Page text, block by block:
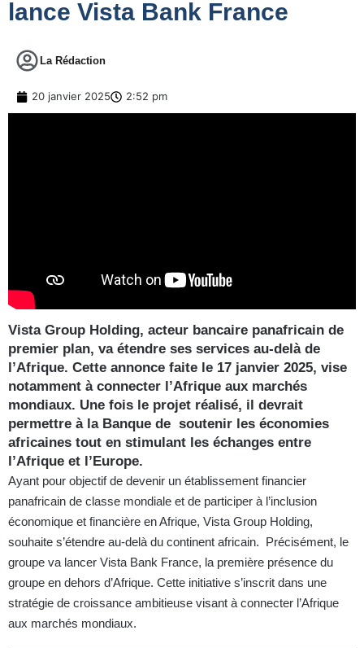
lance Vista Bank France
La Rédaction
20 janvier 2025 2:52 pm
Vista Group Holding, acteur bancaire panafricain de
premier plan, va étendre ses services au-delà de
l’Afrique. Cette annonce faite le 17 janvier 2025, vise
notamment à connecter l’Afrique aux marchés
mondiaux. Une fois le projet réalisé, il devrait
permettre à la Banque de soutenir les économies
africaines tout en stimulant les échanges entre
l’Afrique et l’Europe.
Ayant pour objectif de devenir un établissement financier
panafricain de classe mondiale et de participer à l’inclusion
économique et financière en Afrique, Vista Group Holding,
souhaite s’étendre au-delà du continent africain. Précisément, le
groupe va lancer Vista Bank France, la première présence du
groupe en dehors d’Afrique. Cette initiative s’inscrit dans une
stratégie de croissance ambitieuse visant à connecter l’Afrique
aux marchés mondiaux.